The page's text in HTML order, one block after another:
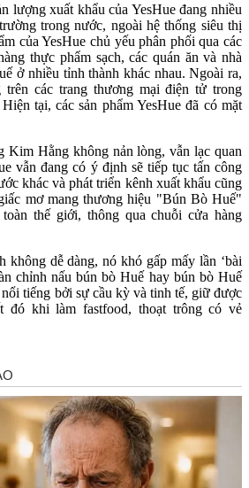
lượng xuất khẩu của YesHue đang nhiều
trong nước, ngoài hệ thống siêu thị
của YesHue chủ yếu phân phối qua các
thực phẩm sạch, các quán ăn và nhà
ở nhiều tỉnh thành khác nhau. Ngoài ra,
trên các trang thương mại điện tử trong
tại, các sản phẩm YesHue đã có mặt
Kim Hằng không nản lòng, vẫn lạc quan
vẫn đang có ý định sẽ tiếp tục tấn công
khác và phát triển kênh xuất khẩu cũng
mơ mang thương hiệu "Bún Bò Huế"
thế giới, thông qua chuỗi cửa hàng
không dễ dàng, nó khó gấp mấy lần ‘bài
chỉnh nấu bún bò Huế hay bún bò Huế
tiếng bởi sự cầu kỳ và tinh tế, giữ được
đó khi làm fastfood, thoạt trông có vẻ